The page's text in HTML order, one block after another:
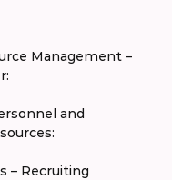
Management –
and
– Recruiting